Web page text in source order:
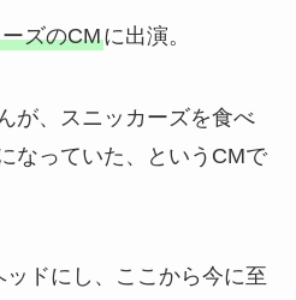
ズのCMに出演。
が、スニッカーズを食べ
なっていた、というCMで
ドにし、ここから今に至